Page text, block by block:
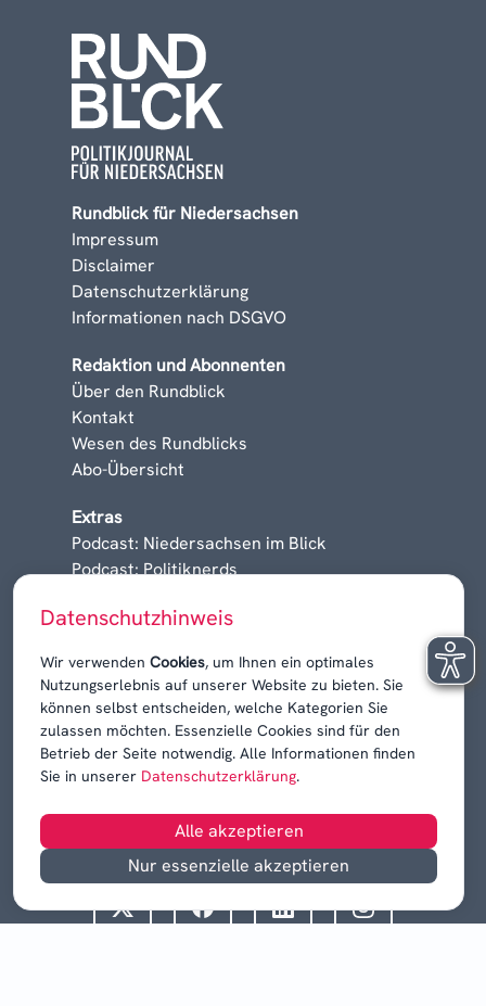
Datenschutzhinweis
Wir verwenden Cookies, um Ihnen ein optimales
Nutzungserlebnis auf unserer Website zu bieten. Sie
können selbst entscheiden, welche Kategorien Sie
zulassen möchten. Essenzielle Cookies sind für den
Betrieb der Seite notwendig. Alle Informationen finden
Sie in unserer Datenschutzerklärung.
Alle akzeptieren
Nur essenzielle akzeptieren
Rundblick für Niedersachsen
Impressum
Disclaimer
Datenschutzerklärung
Informationen nach DSGVO
Redaktion und Abonnenten
Über den Rundblick
Kontakt
Wesen des Rundblicks
Abo-Übersicht
Extras
Podcast: Niedersachsen im Blick
Podcast: Politiknerds
Karrieren, Krisen & Kontroversen